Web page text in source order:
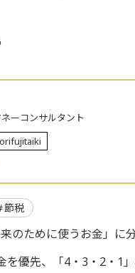
ーコンサルタント
節税
のために使うお金」に
を優先、「4・3・2・1